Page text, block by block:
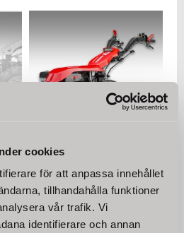
cookies
för att anpassa innehållet
tillhandahålla funktioner
vår trafik. Vi
identifierare och annan
handtraktor MGT-600 E
Bensin, 15 HK
Vår tvåhjulstraktor MGT-600E
är robust och hållbar och kan
användas i en mängd olika